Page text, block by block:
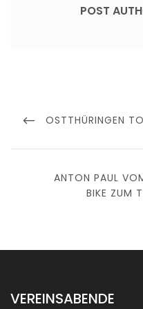
POST
PREVIOUS
OSTTHÜRINGEN
NEXT
ANTON PAUL
BIKE ZUM
VEREINSABENDE